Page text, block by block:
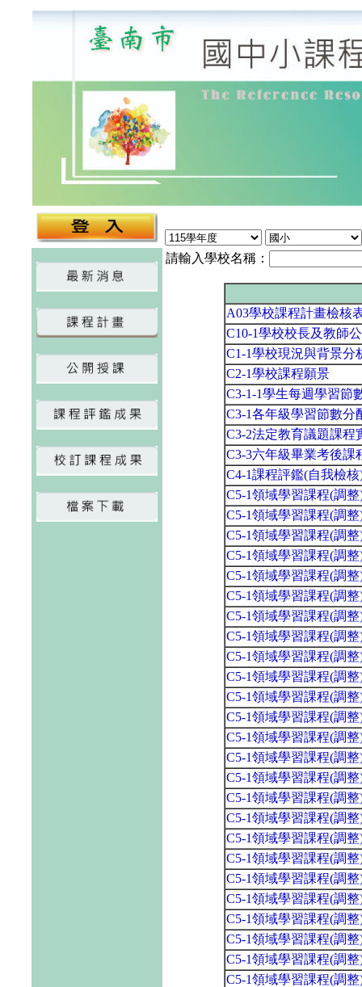
請輸入學校名稱：
A03學校課程計畫檢核
C10-1學校校長及教師
C1-1學校現況與背景分
C2-1學校課程願景
C3-1-1學生每週學習節
C3-1各年級學習節數分
C3-2法定教育議題課程
C3-3六年級畢業考後課
C4-1課程評鑑(自我檢
C5-1領域學習課程(調
C5-1領域學習課程(調
C5-1領域學習課程(調
C5-1領域學習課程(調
C5-1領域學習課程(調
C5-1領域學習課程(調
C5-1領域學習課程(調
C5-1領域學習課程(調
C5-1領域學習課程(調
C5-1領域學習課程(調
C5-1領域學習課程(調
C5-1領域學習課程(調
C5-1領域學習課程(調
C5-1領域學習課程(調
C5-1領域學習課程(調
C5-1領域學習課程(調
C5-1領域學習課程(調
C5-1領域學習課程(調
C5-1領域學習課程(調
C5-1領域學習課程(調
C5-1領域學習課程(調
C5-1領域學習課程(調
C5-1領域學習課程(調
C5-1領域學習課程(調
C5-1領域學習課程(調